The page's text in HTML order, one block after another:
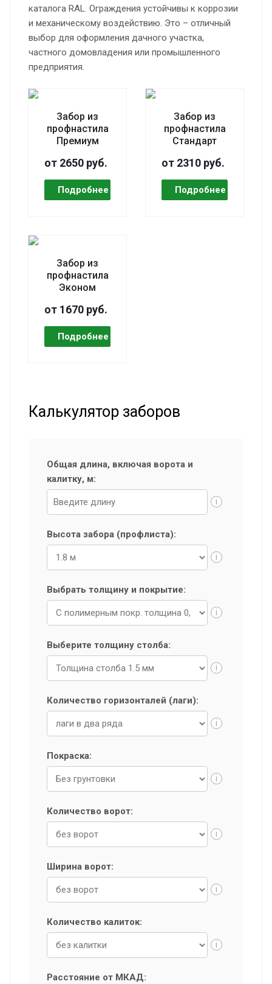
каталога RAL. Ограждения устойчивы к коррозии
и механическому воздействию. Это – отличный
выбор для оформления дачного участка,
частного домовладения или промышленного
предприятия.
Забор из
профнастила
Премиум
от 2650 руб.
Забор из
профнастила
Стандарт
от 2310 руб.
Забор из
профнастила
Эконом
от 1670 руб.
Калькулятор заборов
Общая длина, включая ворота и
калитку, м:
i
Высота забора (профлиста):
i
Выбрать толщину и покрытие:
i
Выберите толщину столба:
i
Количество горизонталей (лаги):
i
Покраска:
i
Количество ворот:
i
Ширина ворот:
i
Количество калиток:
i
Расстояние от МКАД: